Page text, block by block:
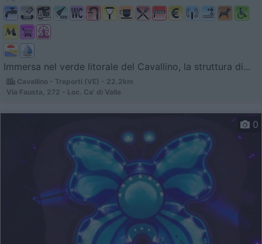
Immersa nel verde litorale del Cavallino, la struttura di...
Cavallino - Treporti (VE) - 22.2km
Via Fausta, 272 - Loc. Ca' di Valle
0